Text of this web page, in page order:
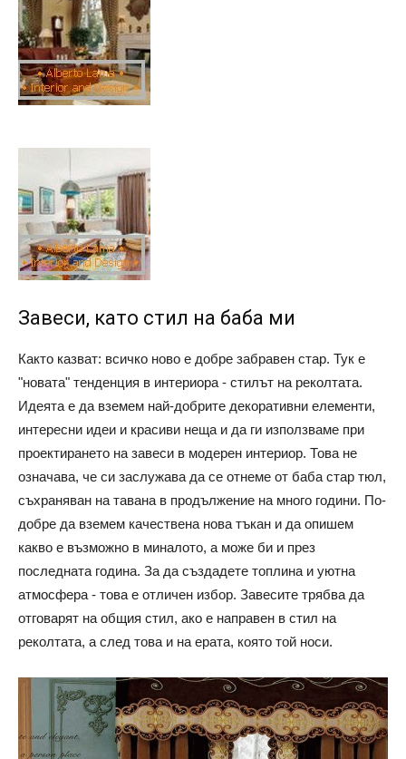
Завеси, като стил на баба ми
Както казват: всичко ново е добре забравен стар. Тук е
"новата" тенденция в интериора - стилът на реколтата.
Идеята е да вземем най-добрите декоративни елементи,
интересни идеи и красиви неща и да ги използваме при
проектирането на завеси в модерен интериор. Това не
означава, че си заслужава да се отнеме от баба стар тюл,
съхраняван на тавана в продължение на много години. По-
добре да вземем качествена нова тъкан и да опишем
какво е възможно в миналото, а може би и през
последната година. За да създадете топлина и уютна
атмосфера - това е отличен избор. Завесите трябва да
отговарят на общия стил, ако е направен в стил на
реколтата, а след това и на ерата, която той носи.